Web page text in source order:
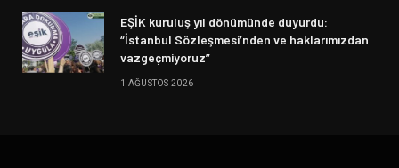
EŞİK kuruluş yıl dönümünde duyurdu:
“İstanbul Sözleşmesi’nden ve haklarımızdan
vazgeçmiyoruz”
1 AĞUSTOS 2026